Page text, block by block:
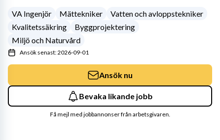
VA Ingenjör
Mättekniker
Vatten och avloppstekniker
Kvalitetssäkring
Byggprojektering
Miljö och Naturvård
Ansök senast: 2026-09-01
Ansök nu
Bevaka likande jobb
Få mejl med jobbannonser från arbetsgivaren.